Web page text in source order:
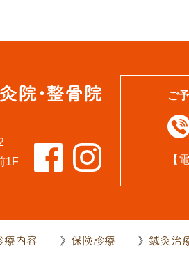
1F
ご
【
療内容 保険診療 鍼灸治